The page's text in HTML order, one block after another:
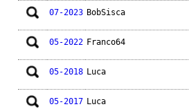
07-2023 BobSisca
05-2022 Franco64
05-2018 Luca
05-2017 Luca